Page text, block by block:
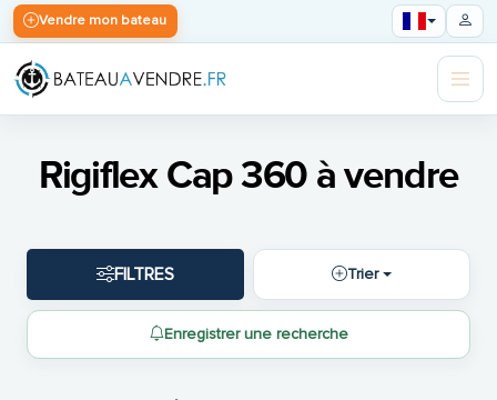
Vendre mon bateau
Rigiflex Cap 360 à vendre
FILTRES Trier
Enregistrer une recherche